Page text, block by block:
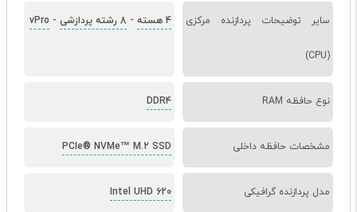
سایر توضیحات پردازنده مرکزی
(CPU)
4 هسته - 8 رشته پردازشی -
vPro
نوع حافظه RAM DDR4
مشخصات حافظه داخلی PCIe® NVMe™ M.2 SSD
مدل پردازنده گرافیکی Intel UHD 620